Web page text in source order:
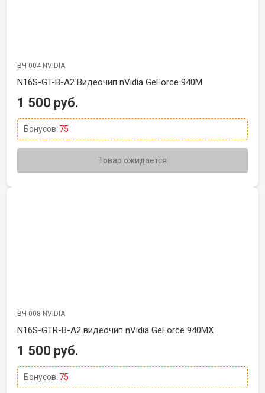
ВЧ-004 NVIDIA
N16S-GT-B-A2 Видеочип nVidia GeForce 940M
1 500 руб.
Бонусов: 75
Товар ожидается
ВЧ-008 NVIDIA
N16S-GTR-B-A2 видеочип nVidia GeForce 940MX
1 500 руб.
Бонусов: 75